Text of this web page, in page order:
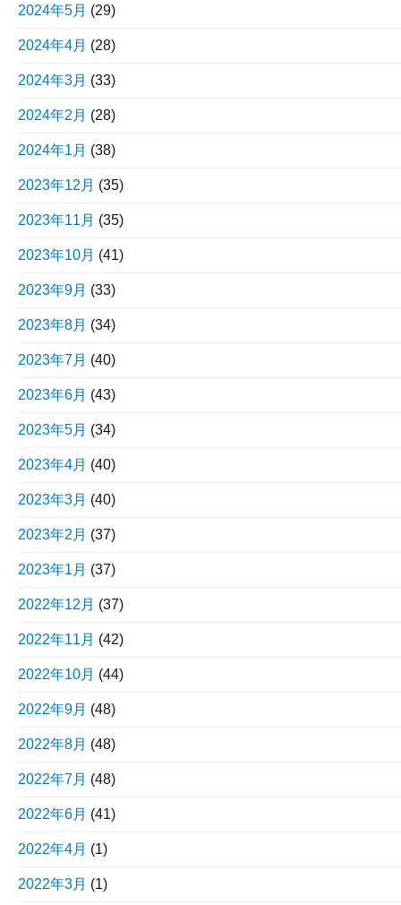
2024年5月 (29)
2024年4月 (28)
2024年3月 (33)
2024年2月 (28)
2024年1月 (38)
2023年12月 (35)
2023年11月 (35)
2023年10月 (41)
2023年9月 (33)
2023年8月 (34)
2023年7月 (40)
2023年6月 (43)
2023年5月 (34)
2023年4月 (40)
2023年3月 (40)
2023年2月 (37)
2023年1月 (37)
2022年12月 (37)
2022年11月 (42)
2022年10月 (44)
2022年9月 (48)
2022年8月 (48)
2022年7月 (48)
2022年6月 (41)
2022年4月 (1)
2022年3月 (1)